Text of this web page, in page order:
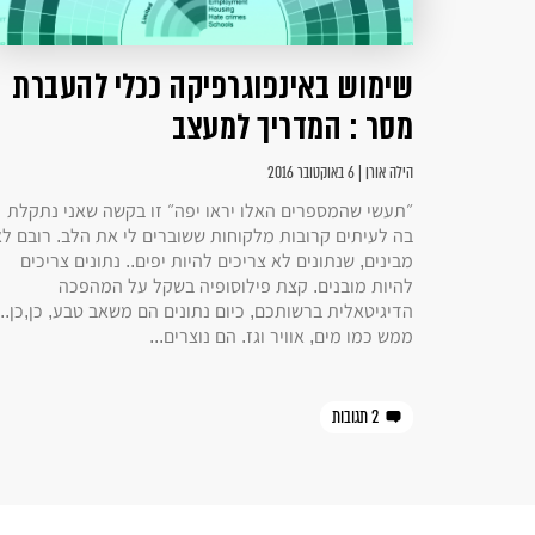
שימוש באינפוגרפיקה ככלי להעברת
מסר : המדריך למעצב
הילה אורן | 6 באוקטובר 2016
״תעשי שהמספרים האלו יראו יפה״ זו בקשה שאני נתקלת
בה לעיתים קרובות מלקוחות ששוברים לי את הלב. רובם
מבינים, שנתונים לא צריכים להיות יפים.. נתונים צריכים
להיות מובנים. קצת פילוסופיה בשקל על המהפכה
הדיגיטאלית ברשותכם, כיום נתונים הם משאב טבע, כן,כן..
ממש כמו מים, אוויר וגז. הם נוצרים...
2 תגובות